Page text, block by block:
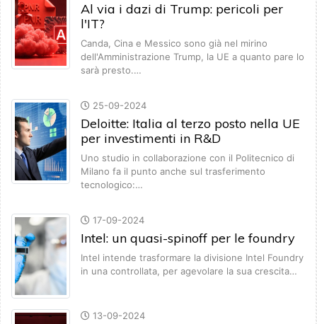
Al via i dazi di Trump: pericoli per
l'IT?
Canda, Cina e Messico sono già nel mirino
dell'Amministrazione Trump, la UE a quanto pare lo
sarà presto.…
25-09-2024
Deloitte: Italia al terzo posto nella UE
per investimenti in R&D
Uno studio in collaborazione con il Politecnico di
Milano fa il punto anche sul trasferimento
tecnologico:…
17-09-2024
Intel: un quasi-spinoff per le foundry
Intel intende trasformare la divisione Intel Foundry
in una controllata, per agevolare la sua crescita…
13-09-2024